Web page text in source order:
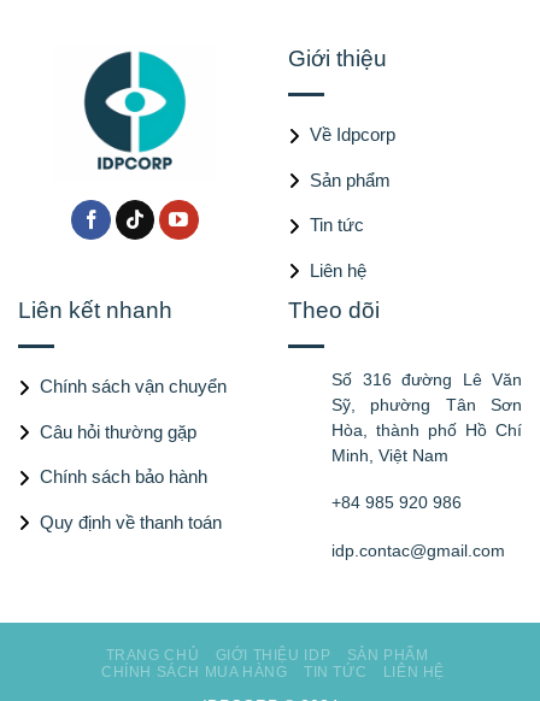
Giới thiệu
Về Idpcorp
Sản phẩm
Tin tức
Liên hệ
Liên kết nhanh
Chính sách vận chuyển
Câu hỏi thường gặp
Chính sách bảo hành
Quy định về thanh toán
Theo dõi
Số 316 đường Lê Văn
Sỹ, phường Tân Sơn
Hòa, thành phố Hồ Chí
Minh, Việt Nam
+84 985 920 986
idp.contac@gmail.com
TRANG CHỦ GIỚI THIỆU IDP
SẢN PHẨM
CHÍNH SÁCH MUA HÀNG
TIN TỨC LIÊN HỆ